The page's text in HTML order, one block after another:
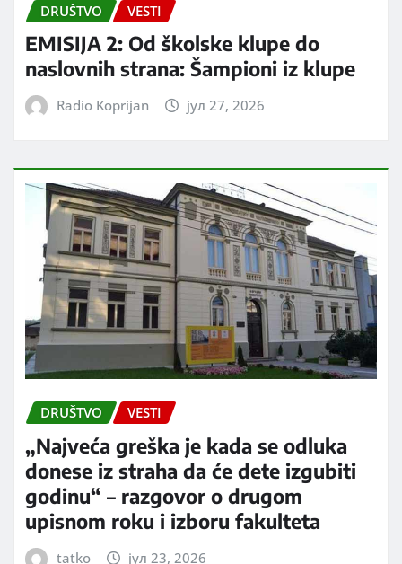
DRUŠTVO VESTI
EMISIJA 2: Od školske klupe do
naslovnih strana: Šampioni iz klupe
Radio Koprijan јул 27, 2026
DRUŠTVO VESTI
„Najveća greška je kada se odluka
donese iz straha da će dete izgubiti
godinu“ – razgovor o drugom
upisnom roku i izboru fakulteta
tatko јул 23, 2026